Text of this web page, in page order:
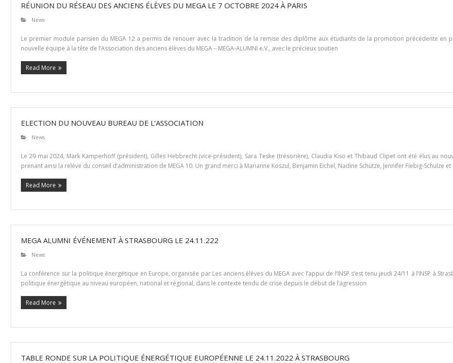
RÉUNION DU RÉSEAU DES ANCIENS ÉLÈVES DU MEGA LE 7 OCTOBRE 2024 À PARIS
News
Le premier module parisien du MEGA 12 a permis de renouer avec la tradition de la remise des diplôme aux étudiants de la promotion précédente en
nouvelle équipe à la tête de l’Association des anciens élèves du MEGA – MEGA-ALUMNI e.V., avec le précieux soutien
Read More
ELECTION DU NOUVEAU BUREAU DE L’ASSOCIATION
News
Le 29 mai 2024, Mark Kamperhoff (président), Gilles Hebbrecht (vice-président), Sara Teske (trésorière), Claudia Kiso et Thibaud Clipet ont été élus au
prenant ainsi la relève du conseil d’administration de MEGA 10. Un grand merci à Marianne Koszul, Benjamin Eichel, Nadine Schütze, Jennifer Fiebig-Schulze et
Read More
MEGA ALUMNI ÉVÉNEMENT À STRASBOURG LE 24.11.222
News
La conférence sur la politique énergétique en Europe, organisée par Les anciens élèves du MEGA avec l’appui de l’INSP s’est tenu jeudi 24/11 à l’INSP à
politique énergétique au niveau européen, national et régional, dans le contexte tendu de crise depuis le début de l’agression
Read More
TABLE RONDE SUR LA POLITIQUE ÉNERGÉTIQUE EUROPÉENNE LE 24.11.2022 À STRASBOURG